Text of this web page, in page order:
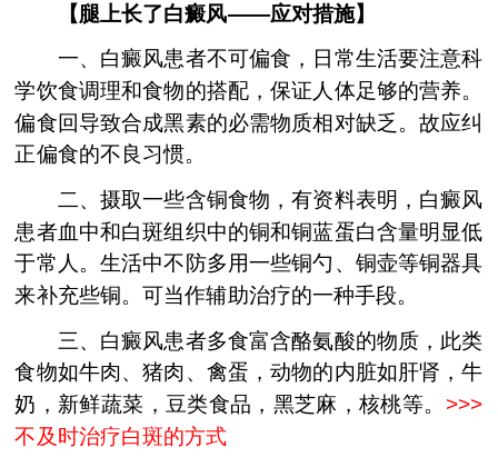
【腿上长了白癜风——应对措施】
一、白癜风患者不可偏食，日常生活要注意科
学饮食调理和食物的搭配，保证人体足够的营养。
偏食回导致合成黑素的必需物质相对缺乏。故应纠
正偏食的不良习惯。
二、摄取一些含铜食物，有资料表明，白癜风
患者血中和白斑组织中的铜和铜蓝蛋白含量明显低
于常人。生活中不防多用一些铜勺、铜壶等铜器具
来补充些铜。可当作辅助治疗的一种手段。
三、白癜风患者多食富含酪氨酸的物质，此类
食物如牛肉、猪肉、禽蛋，动物的内脏如肝肾，牛
奶，新鲜蔬菜，豆类食品，黑芝麻，核桃等。 >>>
不及时治疗白斑的方式